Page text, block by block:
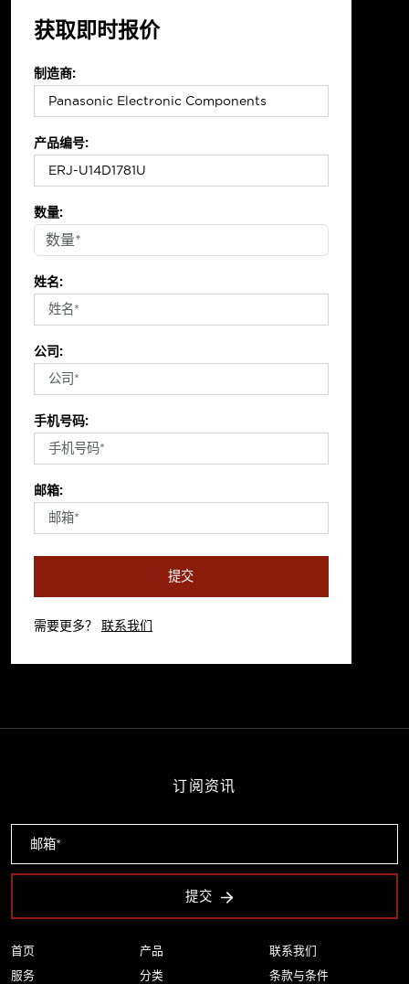
获取即时报价
制造商:
产品编号:
数量:
姓名:
公司:
手机号码:
邮箱:
提交
需要更多？ 联系我们
首页
服务
产品
分类
联系我们
条款与条件
订阅资讯
提交